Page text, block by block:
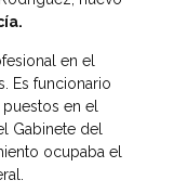
en el
Es funcionario
en el
Gabinete del
ocupaba el